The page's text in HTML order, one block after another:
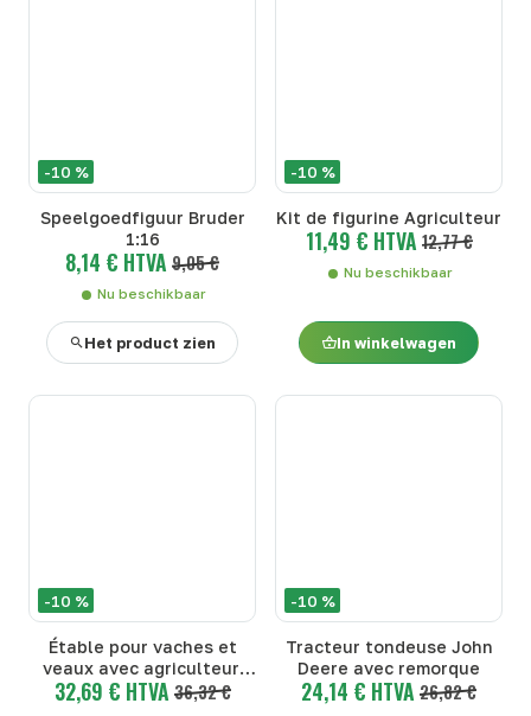
-10 %
Speelgoedfiguur Bruder
1:16
8,14 € HTVA 9,05 €
Nu beschikbaar
Het product zien
-10 %
Kit de figurine Agriculteur
11,49 € HTVA 12,77 €
Nu beschikbaar
In winkelwagen
-10 %
Étable pour vaches et
veaux avec agriculteur,
vache et veau
32,69 € HTVA 36,32 €
-10 %
Tracteur tondeuse John
Deere avec remorque
24,14 € HTVA 26,82 €